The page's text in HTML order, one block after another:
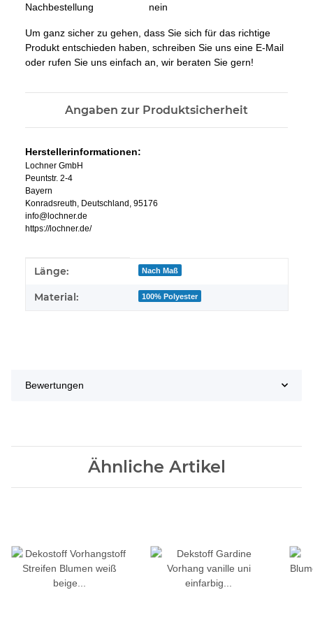
Nachbestellung nein
Um ganz sicher zu gehen, dass Sie sich für das richtige
Produkt entschieden haben, schreiben Sie uns eine E-Mail
oder rufen Sie uns einfach an, wir beraten Sie gern!
Angaben zur Produktsicherheit
Herstellerinformationen:
Lochner GmbH
Peuntstr. 2-4
Bayern
Konradsreuth, Deutschland, 95176
info@lochner.de
https://lochner.de/
Produkteigenschaft
Wert
Länge: Nach Maß
Material: 100% Polyester
Bewertungen
Ähnliche Artikel